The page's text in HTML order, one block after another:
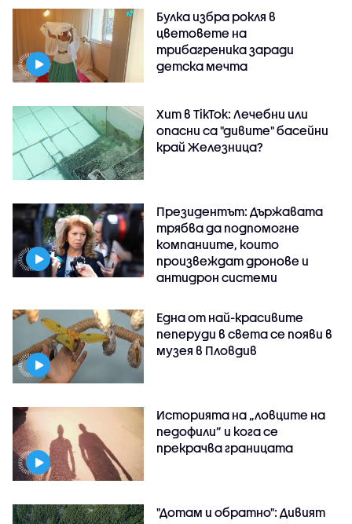
Булка избра рокля в
цветовете на
трибагреника заради
детска мечта
Хит в TikTok: Лечебни или
опасни са "дивите" басейни
край Железница?
Президентът: Държавата
трябва да подпомогне
компаниите, които
произвеждат дронове и
антидрон системи
Една от най-красивите
пеперуди в света се появи в
музея в Пловдив
Историята на „ловците на
педофили” и кога се
прекрачва границата
"Дотам и обратно": Дивият